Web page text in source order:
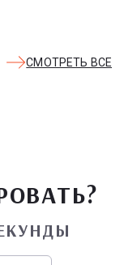
СМОТРЕТЬ ВСЕ